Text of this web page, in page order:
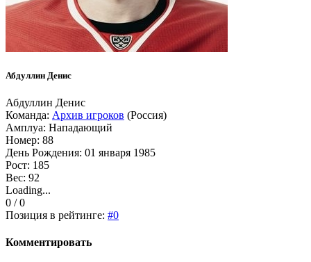
Абдуллин Денис
Абдуллин Денис
Команда: Архив игроков (Россия)
Амплуа: Нападающий
Номер: 88
День Рождения: 01 января 1985
Рост: 185
Вес: 92
Loading...
0 / 0
Позиция в рейтинге: #0
Комментировать